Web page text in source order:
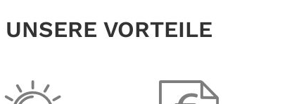
UNSERE VORTEILE